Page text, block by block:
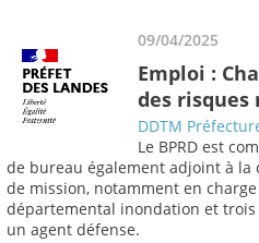
09/04/2025
Emploi :
des risques
DDTM
Le BPRD est
de bureau également adjoint à la
de mission, notamment en
départemental inondation et
un agent défense.